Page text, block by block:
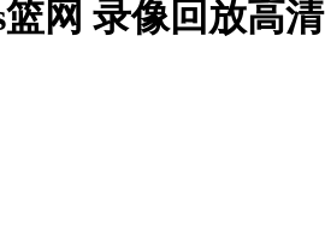
网 录像回放高清